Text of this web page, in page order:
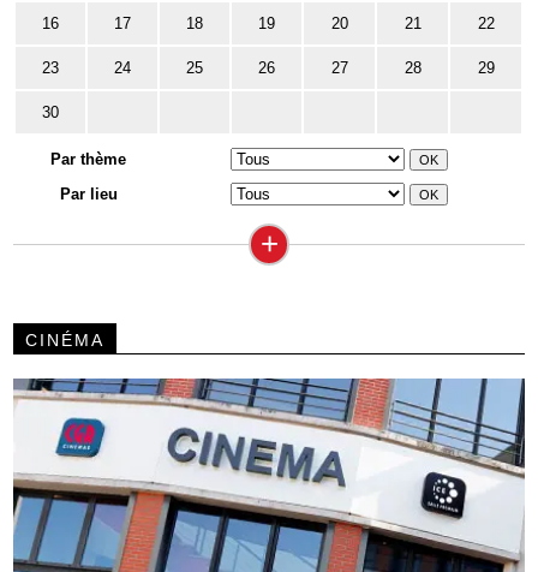
16 17 18 19 20 21 22
23 24 25 26 27 28 29
30
Par thème
Par lieu
+
CINÉMA